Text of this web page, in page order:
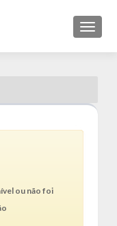
Toggle
ou não foi